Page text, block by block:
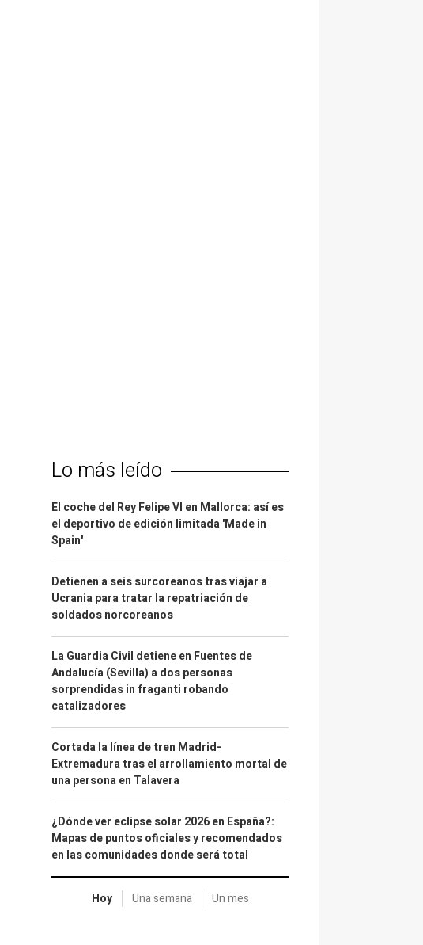
Lo más leído
El coche del Rey Felipe VI en Mallorca: así es
el deportivo de edición limitada 'Made in
Spain'
Detienen a seis surcoreanos tras viajar a
Ucrania para tratar la repatriación de
soldados norcoreanos
La Guardia Civil detiene en Fuentes de
Andalucía (Sevilla) a dos personas
sorprendidas in fraganti robando
catalizadores
Cortada la línea de tren Madrid-
Extremadura tras el arrollamiento mortal de
una persona en Talavera
¿Dónde ver eclipse solar 2026 en España?:
Mapas de puntos oficiales y recomendados
en las comunidades donde será total
Hoy Una semana Un mes